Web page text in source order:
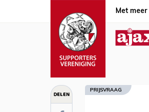
Met
DELEN PRIJSVRAAG